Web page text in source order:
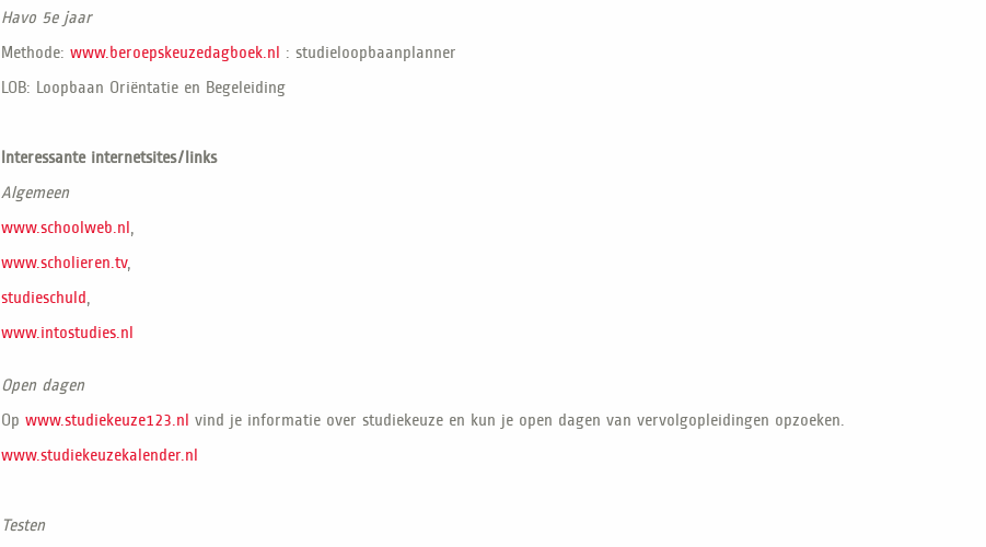
Havo 5e jaar
Methode: www.beroepskeuzedagboek.nl
: studieloopbaanplanner
LOB: Loopbaan Oriëntatie en Begeleiding
Interessante internetsites/links
Algemeen
www.schoolweb.nl ,
www.scholieren.tv,
studieschuld,
www.intostudies.nl
Open dagen
Op www.studiekeuze123.nl vind je informatie over studiekeuze en kun je open dagen van vervolgopleidingen opzoeken.
www.studiekeuzekalender.nl
Testen